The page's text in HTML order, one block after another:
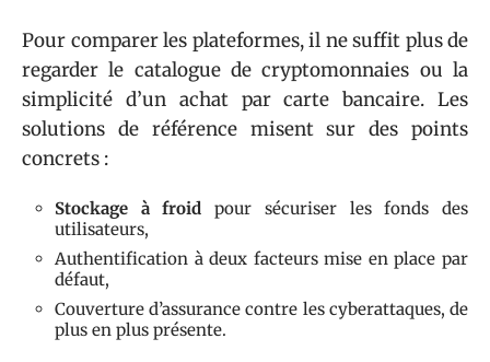
Pour comparer les plateformes, il ne suffit plus de
regarder le catalogue de cryptomonnaies ou la
simplicité d’un achat par carte bancaire. Les
solutions de référence misent sur des points
concrets :
Stockage à froid pour sécuriser les fonds des
utilisateurs,
Authentification à deux facteurs mise en place par
défaut,
Couverture d’assurance contre les cyberattaques, de
plus en plus présente.